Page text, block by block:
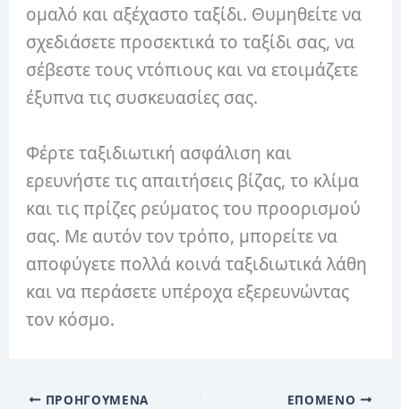
ομαλό και αξέχαστο ταξίδι. Θυμηθείτε να
σχεδιάσετε προσεκτικά το ταξίδι σας, να
σέβεστε τους ντόπιους και να ετοιμάζετε
έξυπνα τις συσκευασίες σας.
Φέρτε ταξιδιωτική ασφάλιση και
ερευνήστε τις απαιτήσεις βίζας, το κλίμα
και τις πρίζες ρεύματος του προορισμού
σας. Με αυτόν τον τρόπο, μπορείτε να
αποφύγετε πολλά κοινά ταξιδιωτικά λάθη
και να περάσετε υπέροχα εξερευνώντας
τον κόσμο.
ΠΡΟΗΓΟΎΜΕΝΑ ΕΠΌΜΕΝΟ